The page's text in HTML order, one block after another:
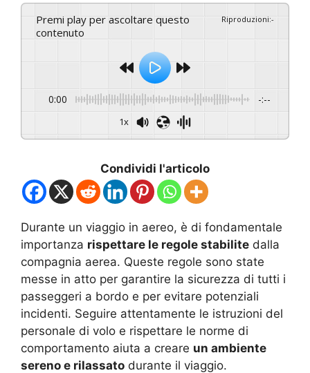
Premi play per ascoltare questo
contenuto
Riproduzioni:-
0:00 -:--
1x
Condividi l'articolo
Durante un viaggio in aereo, è di fondamentale
importanza rispettare le regole stabilite dalla
compagnia aerea. Queste regole sono state
messe in atto per garantire la sicurezza di tutti i
passeggeri a bordo e per evitare potenziali
incidenti. Seguire attentamente le istruzioni del
personale di volo e rispettare le norme di
comportamento aiuta a creare un ambiente
sereno e rilassato durante il viaggio.